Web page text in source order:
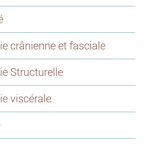
crânienne et fasciale
Structurelle
viscérale